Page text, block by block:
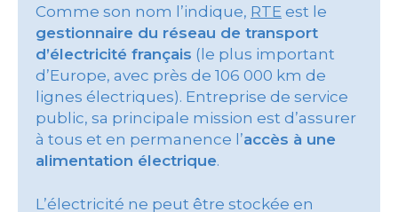
Comme son nom l’indique, RTE est le
gestionnaire du réseau de transport
d’électricité français (le plus important
d’Europe, avec près de 106 000 km de
lignes électriques). Entreprise de service
public, sa principale mission est d’assurer
à tous et en permanence l’accès à une
alimentation électrique.
L’électricité ne peut être stockée en